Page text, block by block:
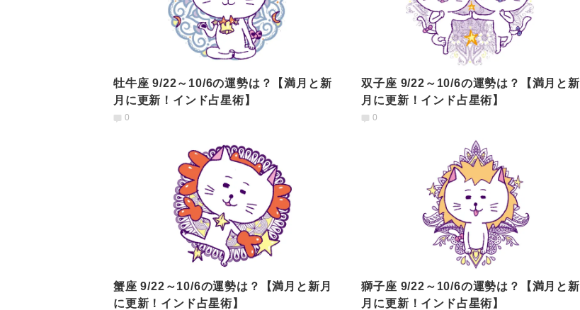
牡牛座 9/22～10/6の運勢は？【満月と新
月に更新！インド占星術】
0
双子座 9/22～10/6の運勢は？【満月と新
月に更新！インド占星術】
0
蟹座 9/22～10/6の運勢は？【満月と新月
に更新！インド占星術】
獅子座 9/22～10/6の運勢は？【満月と新
月に更新！インド占星術】